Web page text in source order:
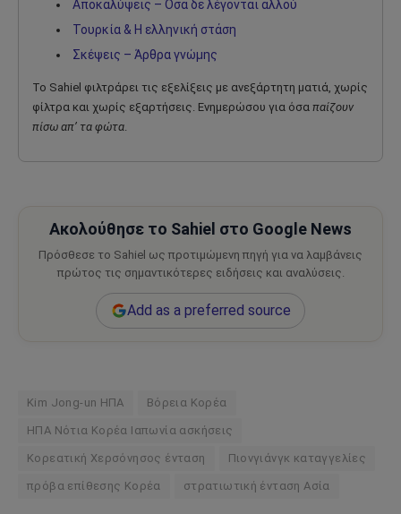
Αποκαλύψεις – Όσα δε λέγονται αλλού
Τουρκία & Η ελληνική στάση
Σκέψεις – Άρθρα γνώμης
Το Sahiel φιλτράρει τις εξελίξεις με ανεξάρτητη ματιά, χωρίς
φίλτρα και χωρίς εξαρτήσεις. Ενημερώσου για όσα παίζουν
πίσω απ’ τα φώτα
Ακολούθησε το Sahiel στο Google News
Πρόσθεσε το Sahiel ως προτιμώμενη πηγή για να λαμβάνεις
πρώτος τις σημαντικότερες ειδήσεις και αναλύσεις.
Add as a preferred source
Kim Jong-un ΗΠΑ Βόρεια Κορέα
ΗΠΑ Νότια Κορέα Ιαπωνία ασκήσεις
Κορεατική Χερσόνησος ένταση Πιονγιάνγκ καταγγελίες
πρόβα επίθεσης Κορέα στρατιωτική ένταση Ασία